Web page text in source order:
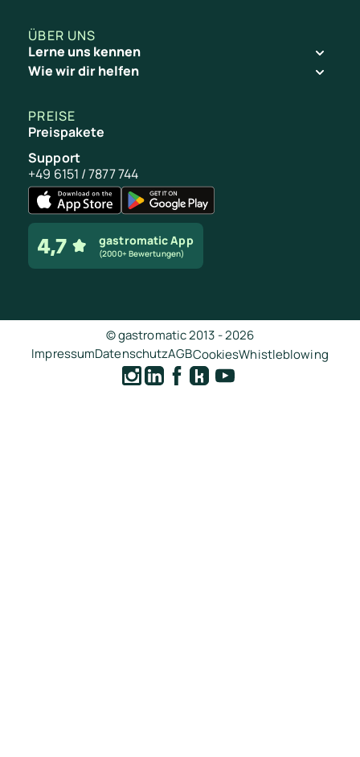
ÜBER UNS
Lerne uns kennen
Wie wir dir helfen
PREISE
Preispakete
Support
+49 6151 / 7877 744
gastromatic App
(2000+ Bewertungen)
© gastromatic 2013 -2026
ImpressumDatenschutzAGBCookiesWhistleblowing